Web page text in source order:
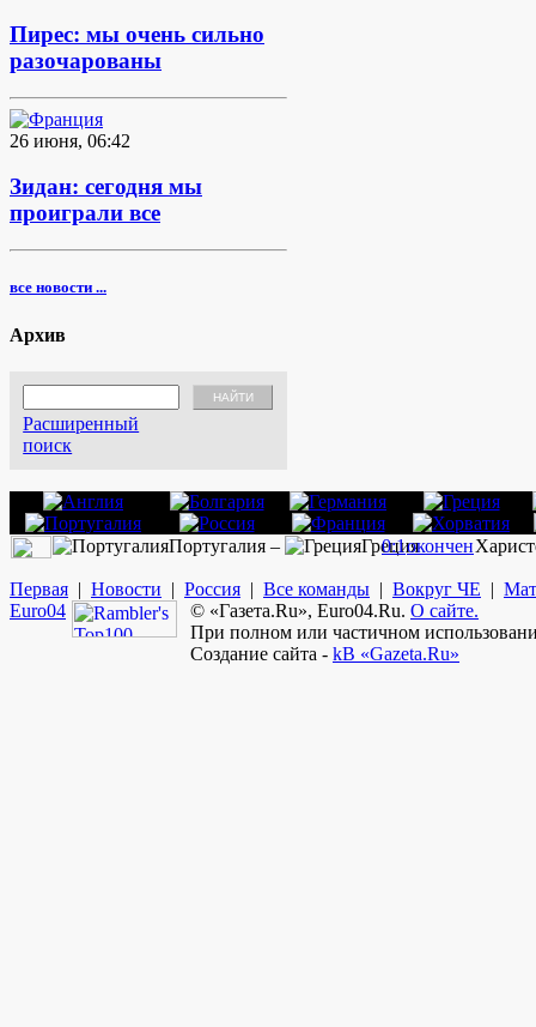
Пирес: мы очень сильно
разочарованы
26 июня, 06:42
Зидан: сегодня мы
проиграли все
все новости ...
Архив
Расширенный
поиск
Португалия – Греция
0:1окончен
Первая | Новости | Россия | Все команды | Вокруг ЧЕ |
Euro04 © «Газета.Ru», Euro04.Ru. О сайте.
При полном или частичном
Создание сайта - kB «Gazeta.Ru»